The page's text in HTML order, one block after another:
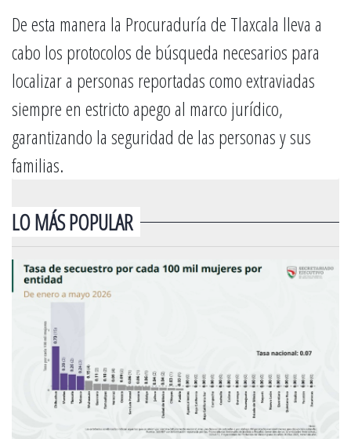
De esta manera la Procuraduría de Tlaxcala lleva a
cabo los protocolos de búsqueda necesarios para
localizar a personas reportadas como extraviadas
siempre en estricto apego al marco jurídico,
garantizando la seguridad de las personas y sus
familias.
LO MÁS POPULAR